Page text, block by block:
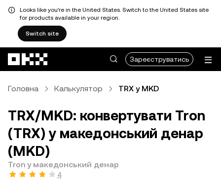
Looks like you're in the United States. Switch to the United States site
for products available in your region.
Switch site
Зареєструватись
Головна Калькулятор TRX у MKD
TRX/MKD: конвертувати Tron
(TRX) у македонський денар
(MKD)
Tron у македонський денар
4